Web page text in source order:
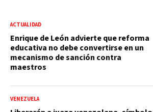
ACTUALIDAD
Enrique de León advierte que reforma
educativa no debe convertirse en un
mecanismo de sanción contra
maestros
VENEZUELA